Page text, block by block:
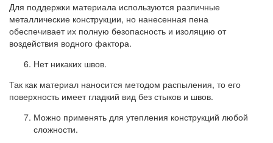
Для поддержки материала используются различные
металлические конструкции, но нанесенная пена
обеспечивает их полную безопасность и изоляцию от
воздействия водного фактора.
Нет никаких швов.
Так как материал наносится методом распыления, то его
поверхность имеет гладкий вид без стыков и швов.
Можно применять для утепления конструкций любой
сложности.